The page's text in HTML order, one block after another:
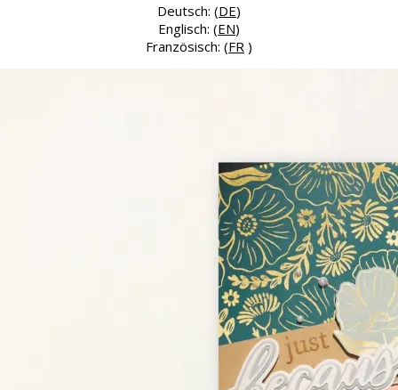
Deutsch: (DE)
Englisch: (EN)
Französisch: (FR )